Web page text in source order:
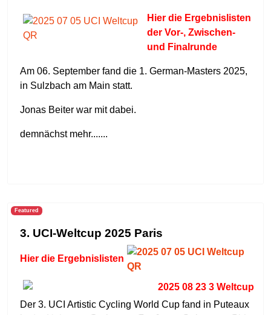
Hier die Ergebnislisten
der Vor-, Zwischen-
und Finalrunde
Am 06. September fand die 1. German-Masters 2025,
in Sulzbach am Main statt.
Jonas Beiter war mit dabei.
demnächst mehr.......
Featured
3. UCI-Weltcup 2025 Paris
Hier die Ergebnislisten
Der 3. UCI Artistic Cycling World Cup fand in Puteaux